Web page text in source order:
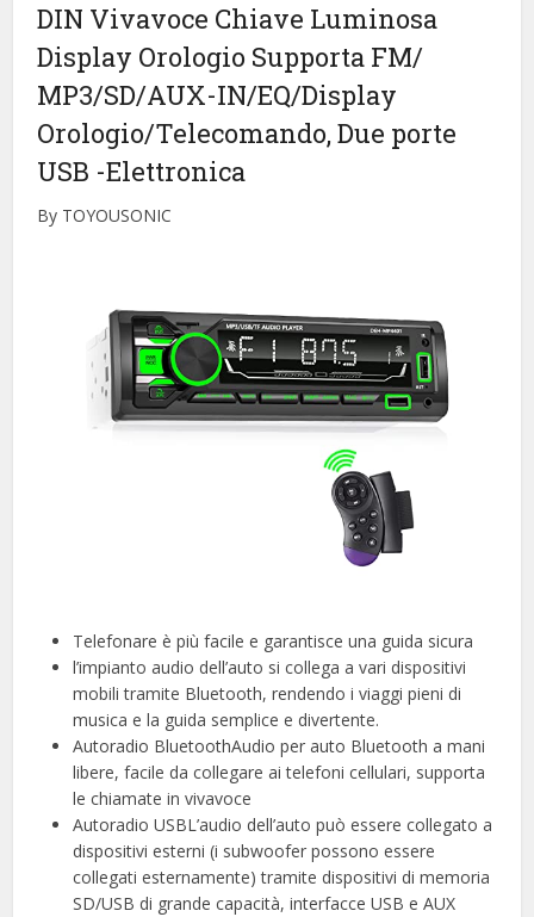
DIN Vivavoce Chiave Luminosa
Display Orologio Supporta FM/
MP3/SD/AUX-IN/EQ/Display
Orologio/Telecomando, Due porte
USB -Elettronica
By TOYOUSONIC
Telefonare è più facile e garantisce una guida sicura
l’impianto audio dell’auto si collega a vari dispositivi
mobili tramite Bluetooth, rendendo i viaggi pieni di
musica e la guida semplice e divertente.
Autoradio BluetoothAudio per auto Bluetooth a mani
libere, facile da collegare ai telefoni cellulari, supporta
le chiamate in vivavoce
Autoradio USBL’audio dell’auto può essere collegato a
dispositivi esterni (i subwoofer possono essere
collegati esternamente) tramite dispositivi di memoria
SD/USB di grande capacità, interfacce USB e AUX